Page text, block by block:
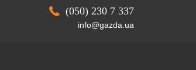
(050) 230 7 337
info@gazda.ua